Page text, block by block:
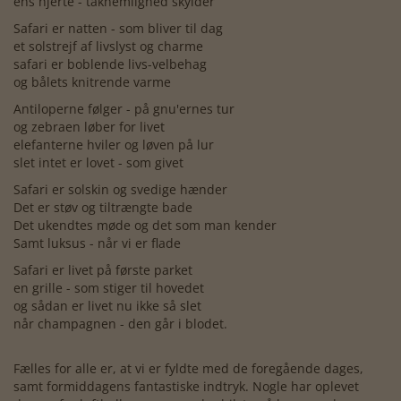
Safari er natten - som bliver til dag
et solstrejf af livslyst og charme
safari er boblende livs-velbehag
og bålets knitrende varme
Antiloperne følger - på gnu'ernes tur
og zebraen løber for livet
elefanterne hviler og løven på lur
slet intet er lovet - som givet
Safari er solskin og svedige hænder
Det er støv og tiltrængte bade
Det ukendtes møde og det som man kender
Samt luksus - når vi er flade
Safari er livet på første parket
en grille - som stiger til hovedet
og sådan er livet nu ikke så slet
når champagnen - den går i blodet.
Fælles for alle er, at vi er fyldte med de foregående dages,
samt formiddagens fantastiske indtryk. Nogle har oplevet